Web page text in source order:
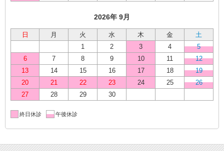
2026年 9月
日 月 火 水 木 金
土
1
2 3 4
5
6
7 8 9 10 11
12
13
14 15 16 17 18
19
20
21 22 23 24 25
26
27
28 29 30
終日休診 午後休診